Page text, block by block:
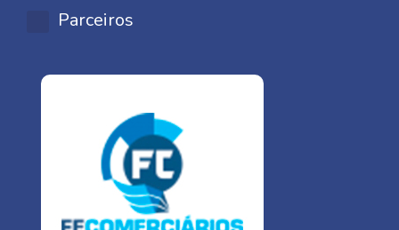
Parceiros